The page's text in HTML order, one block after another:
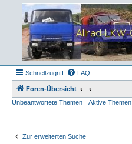
Schnellzugriff FAQ
Foren-Übersicht
Unbeantwortete Themen
Aktive Themen
Zur erweiterten Suche